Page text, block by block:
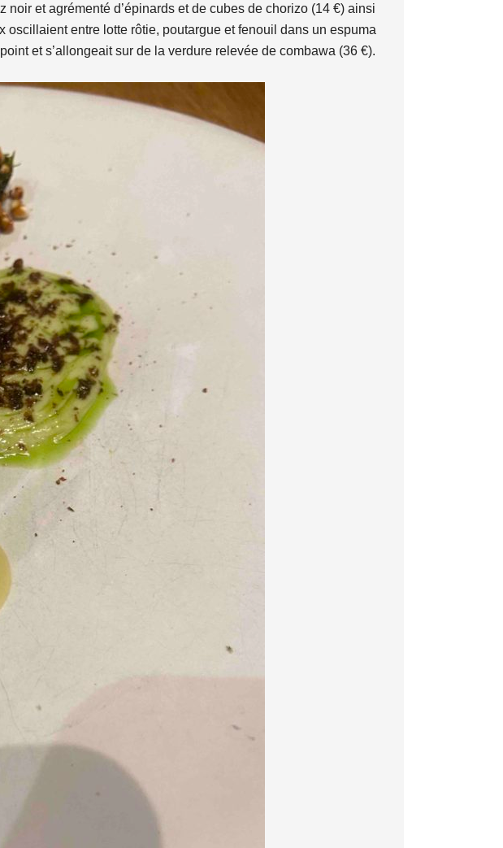
et agrémenté d’épinards et de cubes de chorizo (14 €) ainsi
oscillaient entre lotte rôtie, poutargue et fenouil dans un espuma
et s’allongeait sur de la verdure relevée de combawa (36 €).